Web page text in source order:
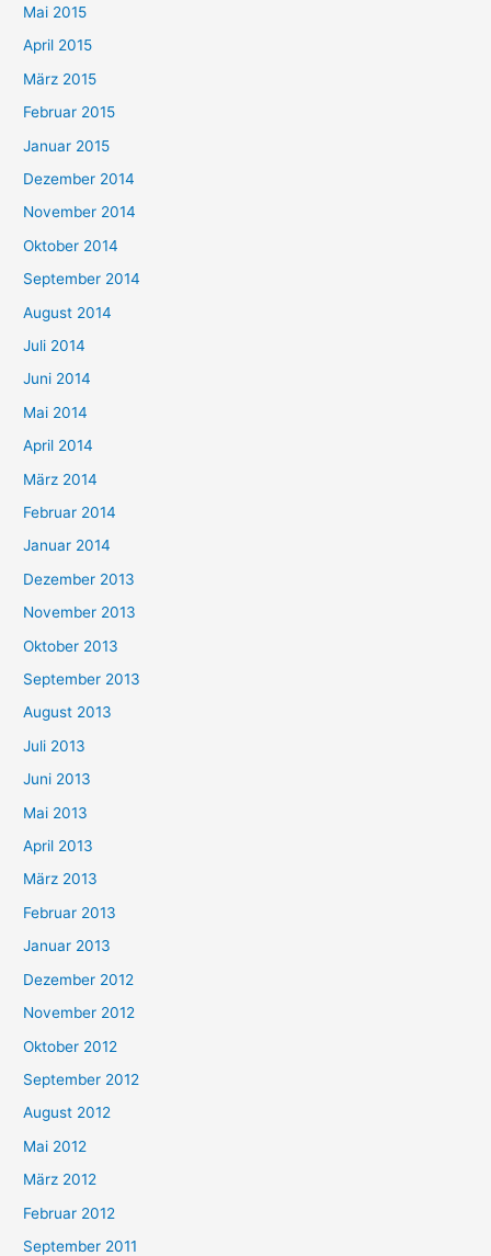
Mai 2015
April 2015
März 2015
Februar 2015
Januar 2015
Dezember 2014
November 2014
Oktober 2014
September 2014
August 2014
Juli 2014
Juni 2014
Mai 2014
April 2014
März 2014
Februar 2014
Januar 2014
Dezember 2013
November 2013
Oktober 2013
September 2013
August 2013
Juli 2013
Juni 2013
Mai 2013
April 2013
März 2013
Februar 2013
Januar 2013
Dezember 2012
November 2012
Oktober 2012
September 2012
August 2012
Mai 2012
März 2012
Februar 2012
September 2011